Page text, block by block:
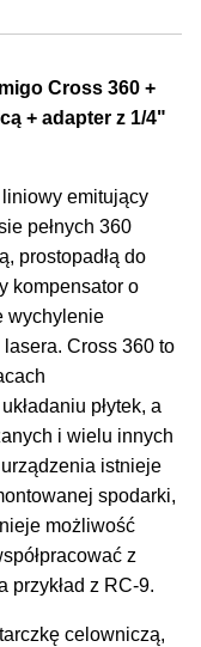
Cross 360 +
+ adapter z 1/4"
emitujący
pełnych 360
prostopadłą do
kompensator o
wychylenie
Cross 360 to
płytek, a
i wielu innych
istnieje
spodarki,
możliwość
z
przykład z RC-9.
celowniczą,